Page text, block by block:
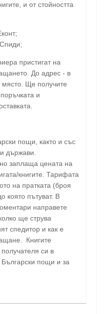
и от стойността
пристигат на
До адрес - в
място. Ще получите
и
пощи, както и със
държави.
заплаща цената на
книгите. Тарифата
на пратката (броя
която пътуват. В
направете
ще струва
спедитор и как е
Книгите
си в
пощи и за